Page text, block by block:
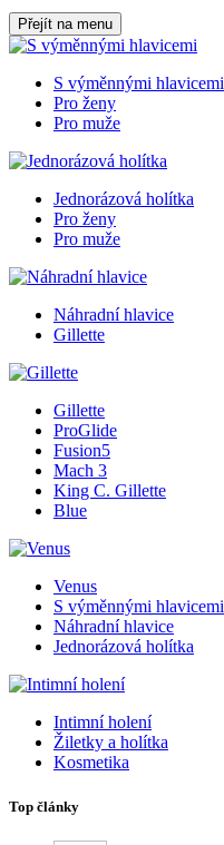
Přejít na menu
S výměnnými hlavicemi
Pro ženy
Pro muže
Jednorázová holítka
Pro ženy
Pro muže
Náhradní hlavice
Gillette
Gillette
ProGlide
Fusion5
Mach 3
King C. Gillette
Blue
Venus
S výměnnými hlavicemi
Náhradní hlavice
Jednorázová holítka
Intimní holení
Žiletky a holítka
Kosmetika
Top články